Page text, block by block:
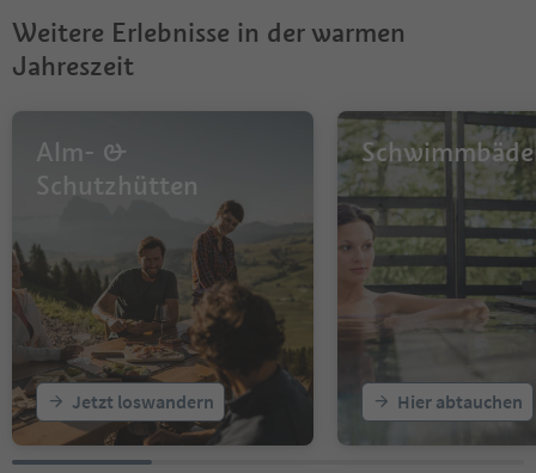
Weitere Erlebnisse in der warmen
Jahreszeit
Alm- &
Schutzhütten
Jetzt loswandern Hier abtauchen